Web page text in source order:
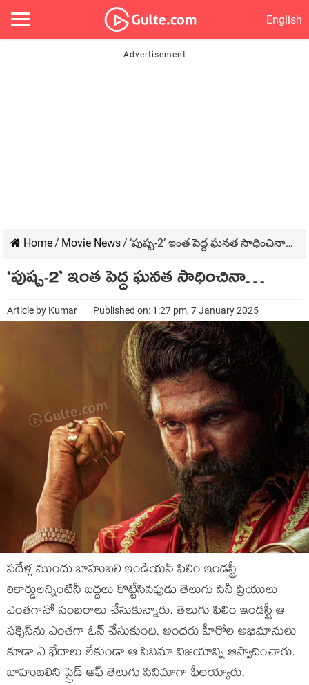
English
Home/ Movie News/ ‘పుష్ప-2’ ఇంత పెద్ద ఘనత సాధించినా…
‘పుష్ప-2’ ఇంత పెద్ద ఘనత సాధించినా…
Article by Kumar Published on: 1:27 pm, 7 January 2025
పదేళ్ల ముందు బాహుబలి ఇండియన్ ఫిలిం ఇండస్ట్రీ
రికార్డులన్నింటినీ బద్దలు కొట్టేసినపుడు తెలుగు సినీ ప్రియులు
ఎంతగానో సంబరాలు చేసుకున్నారు. తెలుగు ఫిలిం ఇండస్ట్రీ ఆ
సక్సెస్‌ను ఎంతగా ఓన్ చేసుకుంది. అందరు హీరోల అభిమానులు
కూడా ఏ భేదాలు లేకుండా ఆ సినిమా విజయాన్ని ఆస్వాదించారు.
బాహుబలిని ప్రైడ్ ఆఫ్ తెలుగు సినిమాగా ఫీలయ్యారు.